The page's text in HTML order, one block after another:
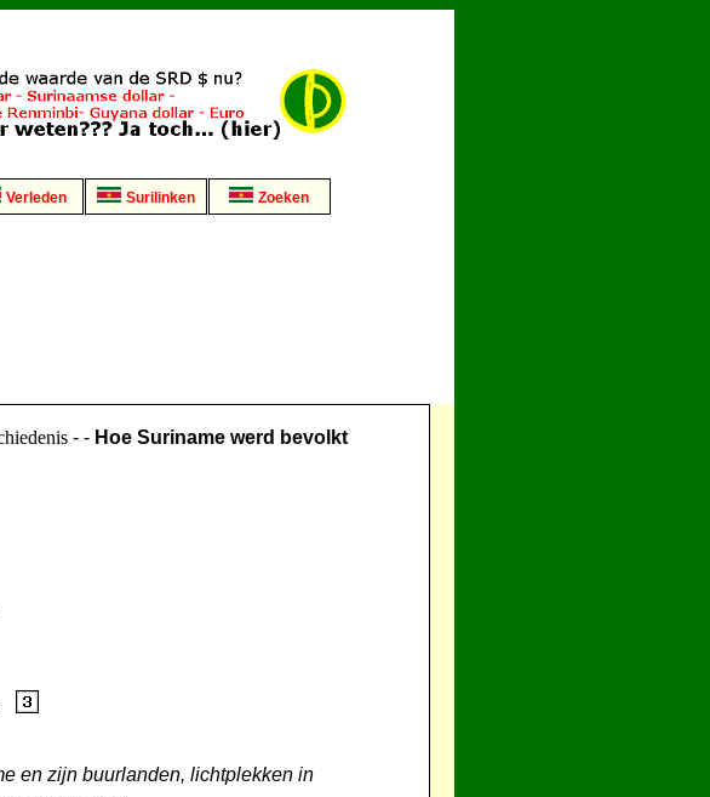
Verleden Surilinken Zoeken
- - Hoe Suriname werd bevolkt
en zijn buurlanden, lichtplekken in